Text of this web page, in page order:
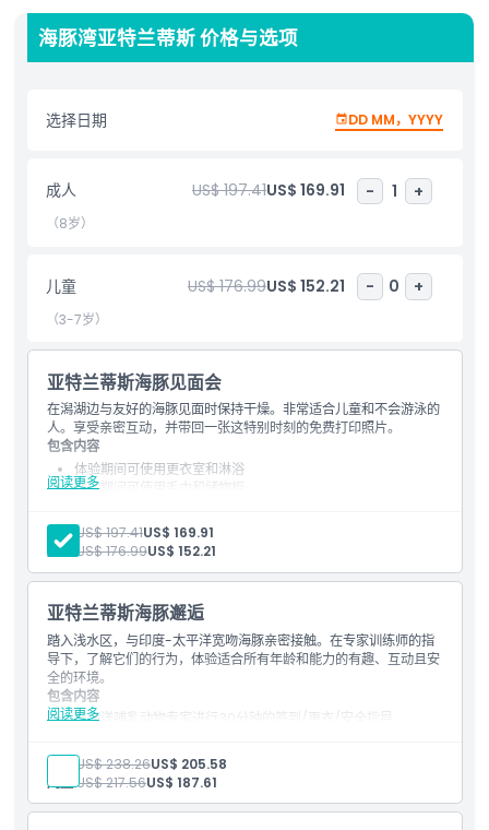
洋瓶鼻海豚亲密接触。这既有趣又具有教育意义，由专家训练师指
导。“海豚游泳”适合自信的游泳者，能潜入深水，与海豚共乘，享受
水花飞溅的乐趣。每个项目都设计得安全、富有教育意义且令人难
亮点
需要了解的事项
位置
条款与条件
海豚湾亚特兰蒂斯 价格与选项
选择日期 DD MM，YYYY
成人 US$ 197.41US$ 169.91 - 1 +
（8岁）
儿童 US$ 176.99US$ 152.21 - 0 +
（3-7岁）
亚特兰蒂斯海豚见面会
在潟湖边与友好的海豚见面时保持干燥。非常适合儿童和不会游泳的
人。享受亲密互动，并带回一张这特别时刻的免费打印照片。
阅读更多
包含内容
体验期间可使用更衣室和淋浴
体验期间可使用毛巾和储物柜
幕后参观之旅
当天免费进入 Aquaventure 水上乐园
当天 The Lost Chambers 水族馆优惠门票价格
每张付费门票将在体验结束后提供一张免费打印照片
注意事项
每次最多可容纳15名参与者。
成人: US$ 197.41US$ 169.91
儿童:
US$ 176.99US$ 152.21
亚特兰蒂斯海豚邂逅
踏入浅水区，与印度-太平洋宽吻海豚亲密接触。在专家训练师的指
导下，了解它们的行为，体验适合所有年龄和能力的有趣、互动且安
全的环境。
阅读更多
包含内容
与海洋哺乳动物专家进行30分钟的签到/更衣/安全指导
提供潜水服或氯丁橡胶背心，体验过程中必须穿戴
体验期间可使用更衣室和淋浴设施
体验期间可使用毛巾和储物柜
体验后免费提供果汁
成人: US$ 238.26US$ 205.58
儿童:US$ 217.56US$ 187.61